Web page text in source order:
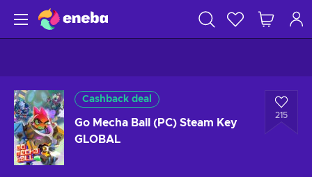
Cashback deal
Go Mecha Ball (PC) Steam Key
GLOBAL
215